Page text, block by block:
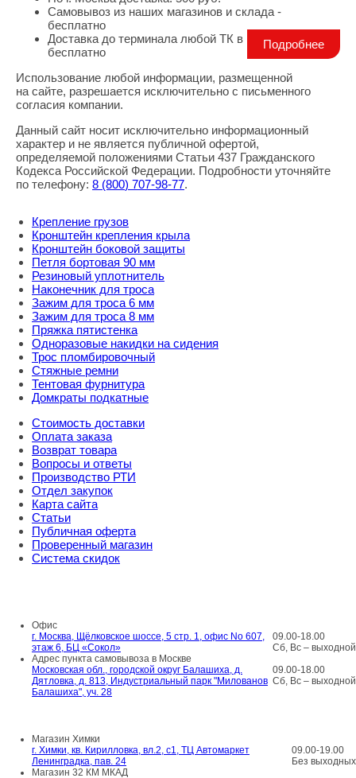
Самовывоз из наших магазинов и склада -
бесплатно
Доставка до терминала любой ТК в г. Москва -
бесплатно
Подробнее
Правовая информация
Использование любой информации, размещенной
на сайте, разрешается исключительно с письменного
согласия компании.
Данный сайт носит исключительно информационный
характер и не является публичной офертой,
определяемой положениями Статьи 437 Гражданского
Кодекса Российской Федерации. Подробности уточняйте
по телефону: 8 (800) 707-98-77.
Крепление грузов
Кронштейн крепления крыла
Кронштейн боковой защиты
Петля бортовая 90 мм
Резиновый уплотнитель
Наконечник для троса
Зажим для троса 6 мм
Зажим для троса 8 мм
Пряжка пятистенка
Одноразовые накидки на сидения
Трос пломбировочный
Стяжные ремни
Тентовая фурнитура
Домкраты подкатные
Стоимость доставки
Оплата заказа
Возврат товара
Вопросы и ответы
Производство РТИ
Отдел закупок
Карта сайта
Статьи
Публичная оферта
Проверенный магазин
Система скидок
Офис
г. Москва, Щёлковское шоссе, 5 стр. 1, офис No 607,
этаж 6, БЦ «Сокол»
09.00-18.00
Сб, Вс – выходной
Адрес пункта самовывоза в Москве
Московская обл., городской округ Балашиха, д.
Дятловка, д. 813, Индустриальный парк "Милованов
Балашиха", уч. 28
09.00-18.00
Сб, Вс – выходной
Магазин Химки
г. Химки, кв. Кирилловка, вл.2, с1, ТЦ Автомаркет
Ленинградка, пав. 24
09.00-19.00
Без выходных
Магазин 32 КМ МКАД